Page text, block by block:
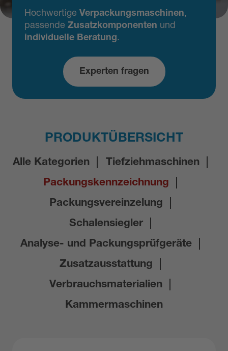
Hochwertige Verpackungsmaschinen,
passende Zusatzkomponenten und
individuelle Beratung.
Experten fragen
PRODUKTÜBERSICHT
Alle Kategorien
Tiefziehmaschinen
Packungskennzeichnung
Packungsvereinzelung
Schalensiegler
Analyse- und Packungsprüfgeräte
Zusatzausstattung
Verbrauchsmaterialien
Kammermaschinen